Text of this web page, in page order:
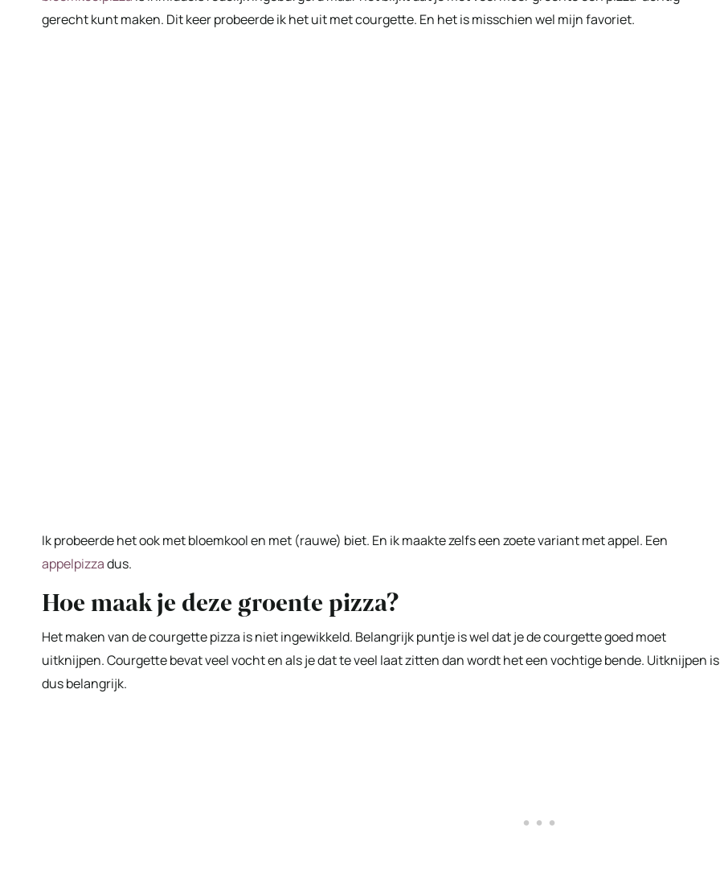
gerecht kunt maken. Dit keer probeerde ik het uit met courgette. En het is misschien wel mijn favoriet.
Ik probeerde het ook met bloemkool en met (rauwe) biet. En ik maakte zelfs een zoete variant met appel. Een
appelpizzadus.
Hoe maak je deze groente pizza?
Het maken van de courgette pizza is niet ingewikkeld. Belangrijk puntje is wel dat je de courgette goed moet
uitknijpen. Courgette bevat veel vocht en als je dat te veel laat zitten dan wordt het een vochtige bende. Uitknijpen is
dus belangrijk.